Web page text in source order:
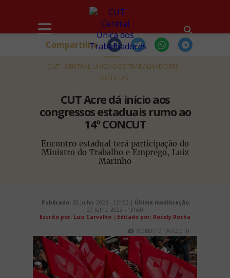
HOME
CUT - CENTRAL ÚNICA DOS TRABALHADORES
NOTÍCIAS
CUT Acre dá início aos
congressos estaduais rumo ao
14º CONCUT
Encontro estadual terá participação do
Ministro do Trabalho e Emprego, Luiz
Marinho
Compartilhe
Publicado: 20 Julho, 2023 - 12h53 | Última modificação:
20 Julho, 2023 - 13h50
Escrito por: Luiz Carvalho | Editado por: Rosely Rocha
ROBERTO PARIZOTTI